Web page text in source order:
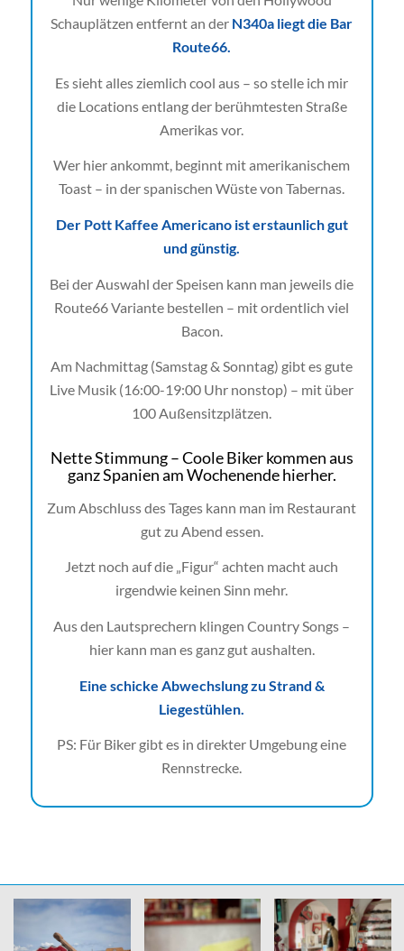
Schauplätzen entfernt an der N340a liegt die Bar
Route66.
Es sieht alles ziemlich cool aus – so stelle ich mir
die Locations entlang der berühmtesten Straße
Amerikas vor.
Wer hier ankommt, beginnt mit amerikanischem
Toast – in der spanischen Wüste von Tabernas.
Der Pott Kaffee Americano ist erstaunlich gut
und günstig.
Bei der Auswahl der Speisen kann man jeweils die
Route66 Variante bestellen – mit ordentlich viel
Bacon.
Am Nachmittag (Samstag & Sonntag) gibt es gute
Live Musik (16:00-19:00 Uhr nonstop) – mit über
100 Außensitzplätzen.
Nette Stimmung – Coole Biker kommen aus
ganz Spanien am Wochenende hierher.
Zum Abschluss des Tages kann man im Restaurant
gut zu Abend essen.
Jetzt noch auf die „Figur“ achten macht auch
irgendwie keinen Sinn mehr.
Aus den Lautsprechern klingen Country Songs –
hier kann man es ganz gut aushalten.
Eine schicke Abwechslung zu Strand &
Liegestühlen.
PS: Für Biker gibt es in direkter Umgebung eine
Rennstrecke.